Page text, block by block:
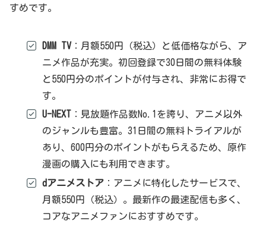
すめです。
DMM TV：月額550円（税込）と低価格ながら、ア
ニメ作品が充実。初回登録で30日間の無料体験
と550円分のポイントが付与され、非常にお得で
す。
U-NEXT ：見放題作品数No.1を誇り、アニメ以外
のジャンルも豊富。31日間の無料トライアルが
あり、600円分のポイントがもらえるため、原作
漫画の購入にも利用できます。
dアニメストア：アニメに特化したサービスで、
月額550円（税込）。最新作の最速配信も多く、
コアなアニメファンにおすすめです。